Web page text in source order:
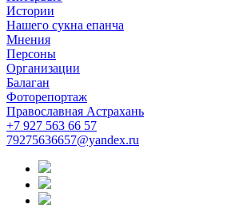
Истории
Нашего сукна епанча
Мнения
Персоны
Организации
Балаган
Фоторепортаж
Православная Астрахань
+7 927 563 66 57
79275636657@yandex.ru